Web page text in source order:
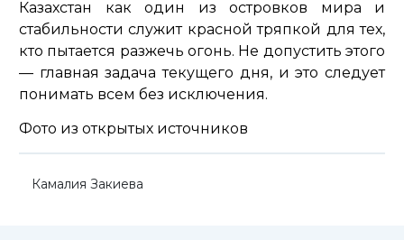
Казахстан как один из островков мира и
стабильности служит красной тряпкой для тех,
кто пытается разжечь огонь. Не допустить этого
— главная задача текущего дня, и это следует
понимать всем без исключения.
Фото из открытых источников
Камалия Закиева